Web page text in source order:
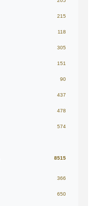
215
118
305
151
90
437
478
574
8515
366
650